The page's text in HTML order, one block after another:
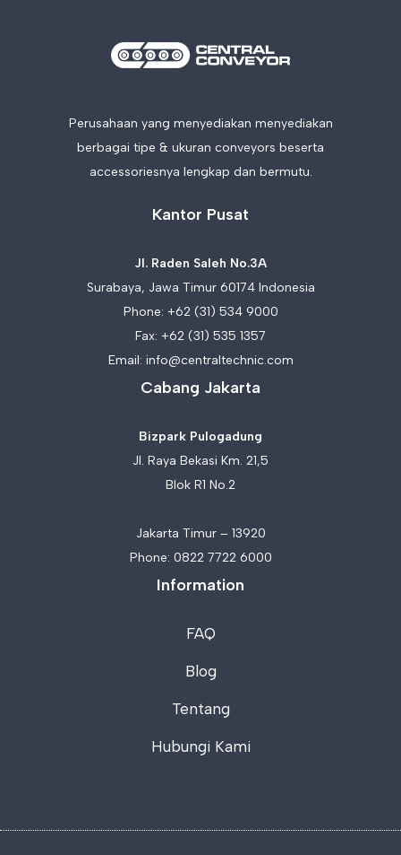
Perusahaan yang menyediakan menyediakan
berbagai tipe & ukuran conveyors beserta
accessoriesnya lengkap dan bermutu.
Kantor Pusat
Jl. Raden Saleh No.3A
Surabaya, Jawa Timur 60174 Indonesia
Phone: +62 (31) 534 9000
Fax: +62 (31) 535 1357
Email: info@centraltechnic.com
Cabang Jakarta
Bizpark Pulogadung
Jl. Raya Bekasi Km. 21,5
Blok R1 No.2
Jakarta Timur – 13920
Phone: 0822 7722 6000
Information
FAQ
Blog
Tentang
Hubungi Kami